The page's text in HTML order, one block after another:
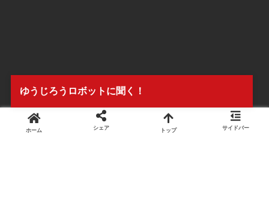
セミナー開催予定
ホーム シェア トップ サイドバー
ゆうじろうロボットに聞く！